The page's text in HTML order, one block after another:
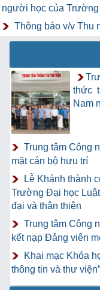
người học của
Thông báo v/v Thu
thức
Nam
Trung tâm Công
mặt cán bộ hưu trí
Lễ Khánh thành
Trường Đại học
đại và thân thiện
Trung tâm Công
kết nạp Đảng viên
Khai mạc Khóa
thông tin và thư viện”